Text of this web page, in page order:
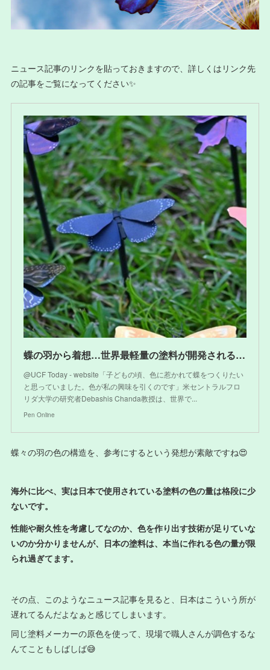
ニュース記事のリンクを貼っておきますので、詳しくはリンク先
の記事をご覧になってください✨
蝶の羽から着想…世界最軽量の塗料が開発される「わずか1.4kgで飛行機を塗装可能」｜Pen Online
@UCF Today - website「子どもの頃、色に惹かれて蝶をつくりたい
と思っていました。色が私の興味を引くのです」米セントラルフロ
リダ大学の研究者Debashis Chanda教授は、世界で...
Pen Online
蝶々の羽の色の構造を、参考にするという発想が素敵ですね😍
海外に比べ、実は日本で使用されている塗料の色の量は格段に少
ないです。
性能や耐久性を考慮してなのか、色を作り出す技術が足りていな
いのか分かりませんが、日本の塗料は、本当に作れる色の量が限
られ過ぎてます。
その点、このようなニュース記事を見ると、日本はこういう所が
遅れてるんだよなぁと感じてしまいます。
同じ塗料メーカーの原色を使って、現場で職人さんが調色するな
んてこともしばしば😅